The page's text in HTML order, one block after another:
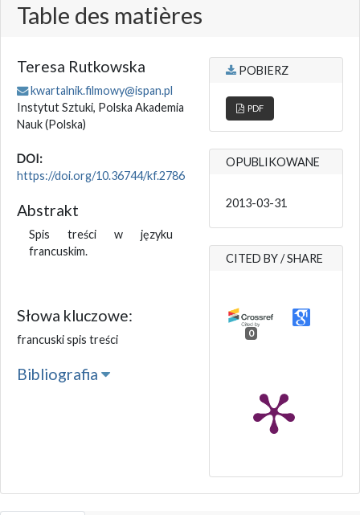
Table des matières
Teresa Rutkowska
kwartalnik.filmowy@ispan.pl
Instytut Sztuki, Polska Akademia
Nauk(Polska)
DOI:
https://doi.org/10.36744/kf.2786
Abstrakt
Spis treści w języku
francuskim.
Słowa kluczowe:
francuski spis treści
Bibliografia
POBIERZ
PDF
OPUBLIKOWANE
2013-03-31
CITED BY / SHARE
0